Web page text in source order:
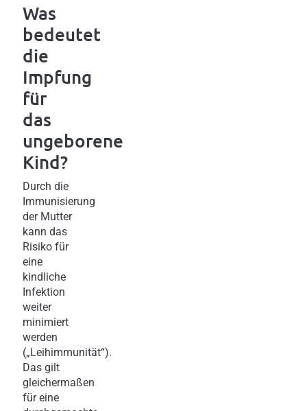
Was
bedeutet
die
Impfung
für
das
ungeborene
Kind?
Durch die
Immunisierung
der Mutter
kann das
Risiko für
eine
kindliche
Infektion
weiter
minimiert
werden
(„Leihimmunität“).
Das gilt
gleichermaßen
für eine